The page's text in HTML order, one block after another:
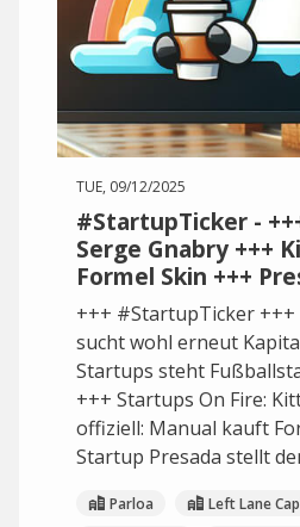
TUE, 09/12/2025
#StartupTicker -
Serge Gnabry +++
Formel Skin +++
+++ #StartupTicker
sucht wohl erneut
Startups steht
+++ Startups On Fire:
offiziell: Manual kauft
Startup Presada stellt
Parloa
Left Lane